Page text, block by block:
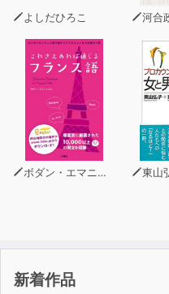
ぜひ一度お聴きいただき
伝えるのがうまい人は、
けではありません。
今は「伝えるのが苦手」
「伝え方の技術」をきち
相手の心を動かして行動
ことも「イエス」に変え
本書は、コピーライター
「伝えるのが苦手」な状
相手の心を動かす伝え方
よしだひろこ 河合
ボダン・エマニュエル 東山
新着作品